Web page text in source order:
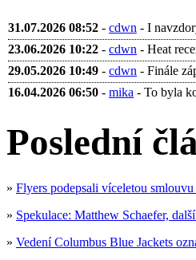
31.07.2026 08:52 - cdwn - I
23.06.2026 10:22 - cdwn - Heat
29.05.2026 10:49 - cdwn - Finále
16.04.2026 06:50 - mika - To byla
Poslední
» Flyers podepsali víceletou
» Spekulace: Matthew Schaefer,
» Vedení Columbus Blue Jackets